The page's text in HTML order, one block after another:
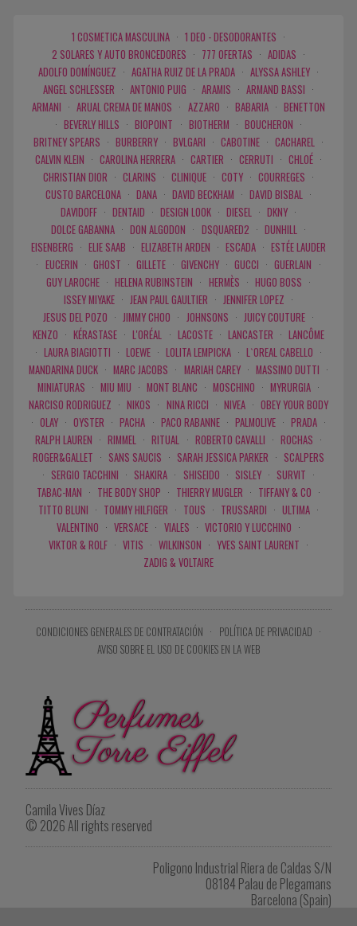
1 COSMETICA MASCULINA · 1 DEO - DESODORANTES ·
2 SOLARES Y AUTO BRONCEDORES · 777 OFERTAS · ADIDAS ·
ADOLFO DOMÍNGUEZ · AGATHA RUIZ DE LA PRADA · ALYSSA ASHLEY ·
ANGEL SCHLESSER · ANTONIO PUIG · ARAMIS · ARMAND BASSI ·
ARMANI · ARUAL CREMA DE MANOS · AZZARO · BABARIA · BENETTON
· BEVERLY HILLS · BIOPOINT · BIOTHERM · BOUCHERON ·
BRITNEY SPEARS · BURBERRY · BVLGARI · CABOTINE · CACHAREL ·
CALVIN KLEIN · CAROLINA HERRERA · CARTIER · CERRUTI · CHLOÉ ·
CHRISTIAN DIOR · CLARINS · CLINIQUE · COTY · COURREGES ·
CUSTO BARCELONA · DANA · DAVID BECKHAM · DAVID BISBAL ·
DAVIDOFF · DENTAID · DESIGN LOOK · DIESEL · DKNY ·
DOLCE GABANNA · DON ALGODON · DSQUARED2 · DUNHILL ·
EISENBERG · ELIE SAAB · ELIZABETH ARDEN · ESCADA · ESTÉE LAUDER
· EUCERIN · GHOST · GILLETE · GIVENCHY · GUCCI · GUERLAIN ·
GUY LAROCHE · HELENA RUBINSTEIN · HERMÈS · HUGO BOSS ·
ISSEY MIYAKE · JEAN PAUL GAULTIER · JENNIFER LOPEZ ·
JESUS DEL POZO · JIMMY CHOO · JOHNSONS · JUICY COUTURE ·
KENZO · KÉRASTASE · L'ORÉAL · LACOSTE · LANCASTER · LANCÔME
· LAURA BIAGIOTTI · LOEWE · LOLITA LEMPICKA · L`OREAL CABELLO ·
MANDARINA DUCK · MARC JACOBS · MARIAH CAREY · MASSIMO DUTTI ·
MINIATURAS · MIU MIU · MONT BLANC · MOSCHINO · MYRURGIA ·
NARCISO RODRIGUEZ · NIKOS · NINA RICCI · NIVEA · OBEY YOUR BODY
· OLAY · OYSTER · PACHA · PACO RABANNE · PALMOLIVE · PRADA ·
RALPH LAUREN · RIMMEL · RITUAL · ROBERTO CAVALLI · ROCHAS ·
ROGER&GALLET · SANS SAUCIS · SARAH JESSICA PARKER · SCALPERS
· SERGIO TACCHINI · SHAKIRA · SHISEIDO · SISLEY · SURVIT ·
TABAC-MAN · THE BODY SHOP · THIERRY MUGLER · TIFFANY & CO ·
TITTO BLUNI · TOMMY HILFIGER · TOUS · TRUSSARDI · ULTIMA ·
VALENTINO · VERSACE · VIALES · VICTORIO Y LUCCHINO ·
VIKTOR & ROLF · VITIS · WILKINSON · YVES SAINT LAURENT ·
ZADIG & VOLTAIRE
CONDICIONES GENERALES DE CONTRATACIÓN · POLÍTICA DE PRIVACIDAD ·
AVISO SOBRE EL USO DE COOKIES EN LA WEB
Camila Vives Díaz
© 2026 All rights reserved
Poligono Industrial Riera de Caldas S/N
08184 Palau de Plegamans
Barcelona (Spain)